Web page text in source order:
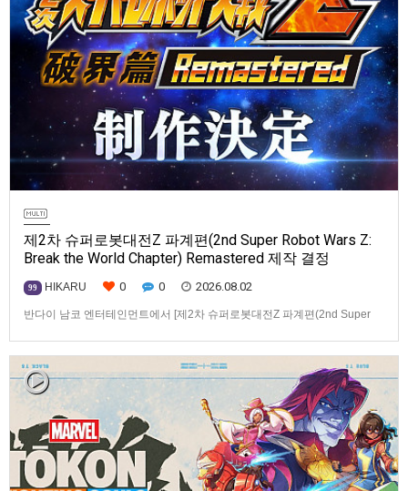
제2차 슈퍼로봇대전Z 파계편(2nd Super Robot Wars Z:
Break the World Chapter) Remastered 제작 결정
99 HIKARU 0 0 2026.08.02
반다이 남코 엔터테인먼트에서 [제2차 슈퍼로봇대전Z 파계편(2nd Super
판[제2차 슈퍼로봇대전Z 파계편]은 2011년 PSP로 발매되었으며, 2012년
에 발매되었던 [제2…